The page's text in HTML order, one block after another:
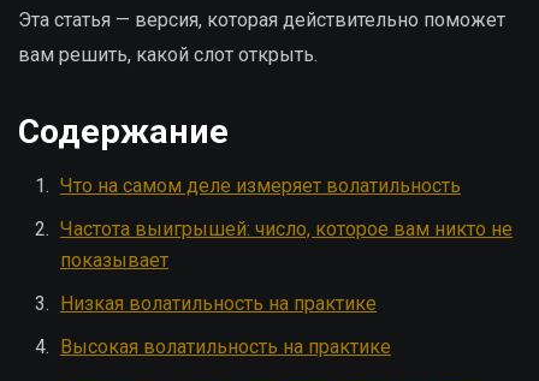
Эта статья — версия, которая действительно поможет
вам решить, какой слот открыть.
Содержание
Что на самом деле измеряет волатильность
Частота выигрышей: число, которое вам никто не
показывает
Низкая волатильность на практике
Высокая волатильность на практике